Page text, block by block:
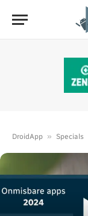
DroidApp » Specials